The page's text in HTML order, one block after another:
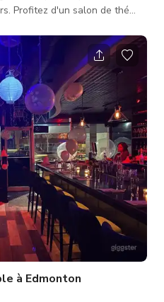
Profitez d'un salon de thé
de valeur. Parfait pour les
de contenu réfléchi. Note :
pour des événements ou
studio de yoga
à Edmonton